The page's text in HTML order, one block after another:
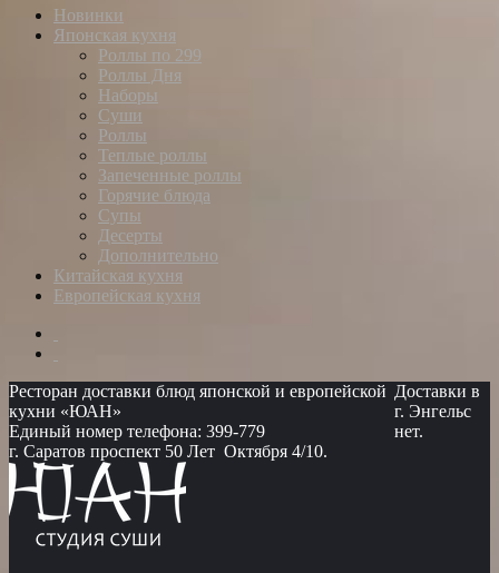
Новинки
Японская кухня
Роллы по 299
Роллы Дня
Наборы
Суши
Роллы
Теплые роллы
Запеченные роллы
Горячие блюда
Супы
Десерты
Дополнительно
Китайская кухня
Европейская кухня
Ресторан доставки блюд японской и европейской
кухни «ЮАН»
Единый номер телефона: 399-779
г. Саратов проспект 50 Лет Октября 4/10.
Доставки в
г. Энгельс
нет.